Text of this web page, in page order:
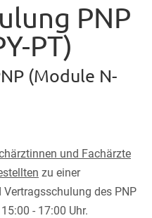
PNP
PT)
(Module N-
und Fachärzte
zu einer
des PNP
- 17:00 Uhr.